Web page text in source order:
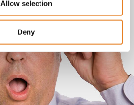
Allow selection
Deny